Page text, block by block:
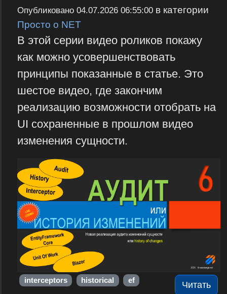
Опубликовано 04.07.2026 06:55:00в категории
Просто о NET
В этой серии видео роликов покажу
как можно усовершенствовать
принципы показанные в статье. Это
шестое видео, где закончим
реализацию возможности отобрать на
UI сохраненные в прошлом видео
изменения сущности.
Читать
interceptors historical ef